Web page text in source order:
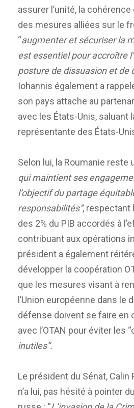
assurer l’unité, la
des mesures alliées sur le
“augmenter et sécuriser la
est essentiel pour accroître
posture de dissuasion et de
Iohannis également a
son pays attache au
avec les États-Unis, saluant
représentante des États-
Selon lui, la Roumanie reste
qui maintient ses
l’objectif du partage
responsabilités”, respectant
des 2% du PIB accordés à
contribuant aux opérations
président a également
développer la coopération
que les mesures visant à
l’Union européenne dans le
défense doivent se faire en
avec l’OTAN pour éviter les
inutiles”.
Le président du Sénat,
n’a lui, pas hésité à pointer